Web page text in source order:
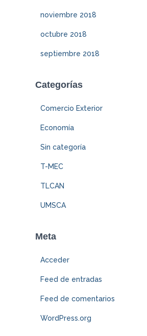
noviembre 2018
octubre 2018
septiembre 2018
Categorías
Comercio Exterior
Economía
Sin categoría
T-MEC
TLCAN
UMSCA
Meta
Acceder
Feed de entradas
Feed de comentarios
WordPress.org